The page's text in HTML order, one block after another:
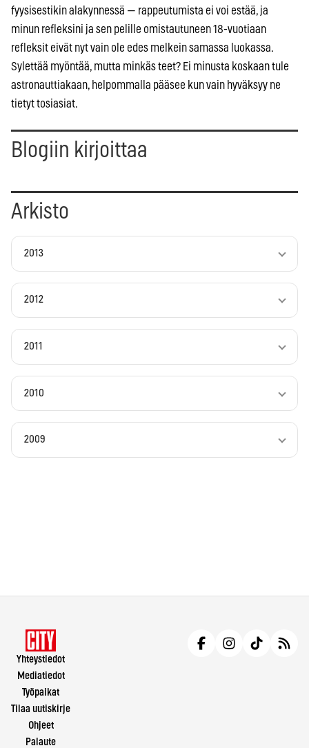
fyysisestikin alakynnessä — rappeutumista ei voi estää, ja
minun refleksini ja sen pelille omistautuneen 18-vuotiaan
refleksit eivät nyt vain ole edes melkein samassa luokassa.
Sylettää myöntää, mutta minkäs teet? Ei minusta koskaan tule
astronauttiakaan, helpommalla pääsee kun vain hyväksyy ne
tietyt tosiasiat.
Blogiin kirjoittaa
Arkisto
2013
2012
2011
2010
2009
Yhteystiedot
Mediatiedot
Työpaikat
Tilaa uutiskirje
Ohjeet
Palaute